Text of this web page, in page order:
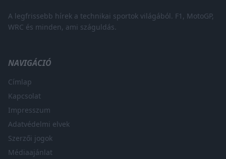
A legfrissebb hírek a technikai sportok világából. F1, MotoGP,
WRC és minden, ami száguldás.
NAVIGÁCIÓ
Címlap
Kapcsolat
Impresszum
Adatvédelmi elvek
Szerzői jogok
Médiaajánlat